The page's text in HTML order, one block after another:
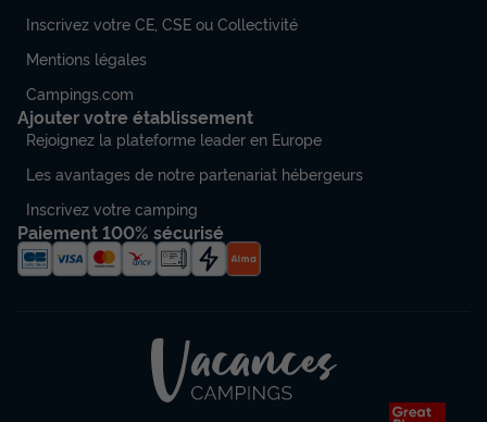
Inscrivez votre CE, CSE ou Collectivité
Mentions légales
Campings.com
Ajouter votre établissement
Rejoignez la plateforme leader en Europe
Les avantages de notre partenariat hébergeurs
Inscrivez votre camping
Paiement 100% sécurisé